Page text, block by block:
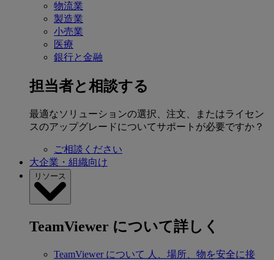
物流業
製造業
小売業
医療
銀行と金融
担当者と相談する
最適なソリューションの選択、注文、またはライセン
スのアップグレードについてサポートが必要ですか？
ご相談ください
大企業・組織向け
リソース
TeamViewer について詳しく
TeamViewer について 人、場所、物を安全に接